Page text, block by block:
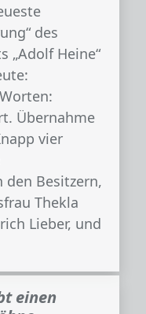
des
„Adolf Heine“
Übernahme
vier
den Besitzern,
Thekla
Lieber, und
einen